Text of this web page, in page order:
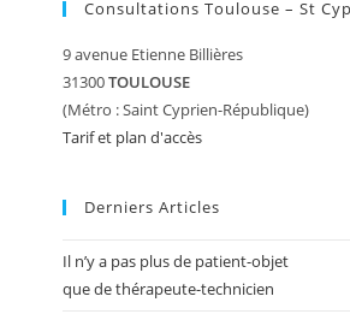
Consultations Toulouse – St
9 avenue Etienne Billières
31300TOULOUSE
(Métro : Saint Cyprien-République)
Tarif et plan d'accès
Derniers Articles
Il n’y a pas plus de patient-objet
que de thérapeute-technicien